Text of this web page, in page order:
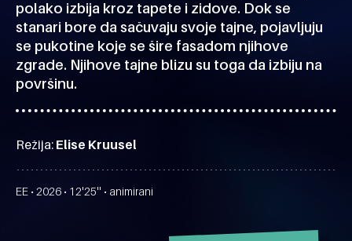
polako izbija kroz tapete i zidove. Dok se
stanari bore da sačuvaju svoje tajne, pojavljuju
se pukotine koje se šire fasadom njihove
zgrade. Njihove tajne blizu su toga da izbiju na
površinu.
Režija: Elise Kruusel
EE • 2026 • 12'25'' • animirani